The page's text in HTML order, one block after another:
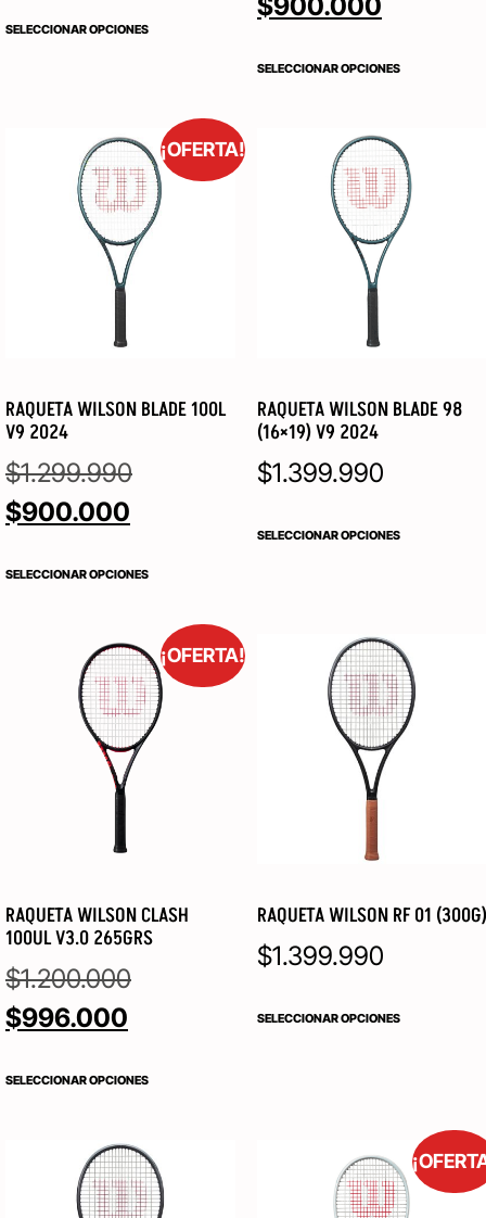
SELECCIONAR OPCIONES
SELECCIONAR OPCIONES
¡OFERTA!
RAQUETA WILSON BLADE 100L
V9 2024
$1.299.990
$900.000
SELECCIONAR OPCIONES
RAQUETA WILSON BLADE 98
(16×19) V9 2024
$1.399.990
SELECCIONAR OPCIONES
¡OFERTA!
RAQUETA WILSON CLASH
100UL V3.0 265GRS
$1.200.000
$996.000
SELECCIONAR OPCIONES
RAQUETA WILSON RF 01 (300G)
$1.399.990
SELECCIONAR OPCIONES